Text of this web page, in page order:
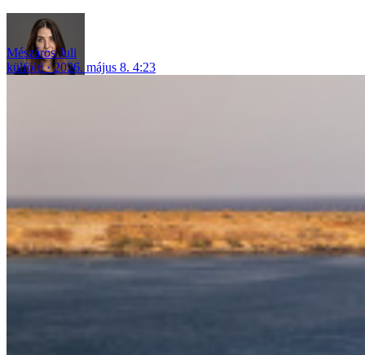
Mészáros Juli
külföld
2026. május 8. 4:23